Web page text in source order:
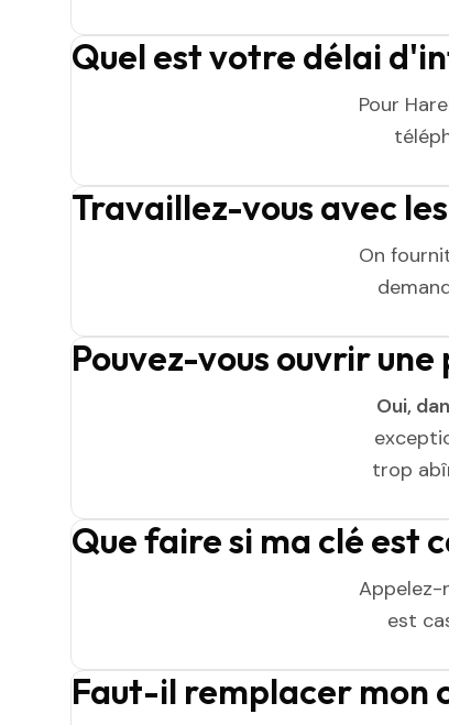
Quel est votre délai
Pour
Travaillez-vous avec
On
Pouvez-vous ouvrir
Oui,
trop
Que faire si ma clé est
Appelez-
est
Faut-il remplacer mon